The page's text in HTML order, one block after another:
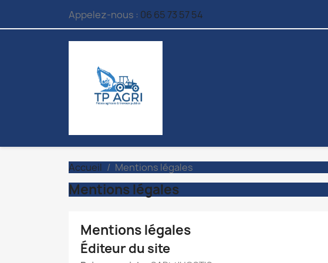
Appelez-nous : 06 65 73 57 54
Accueil Mentions légales
Mentions légales
Mentions légales
Éditeur du site